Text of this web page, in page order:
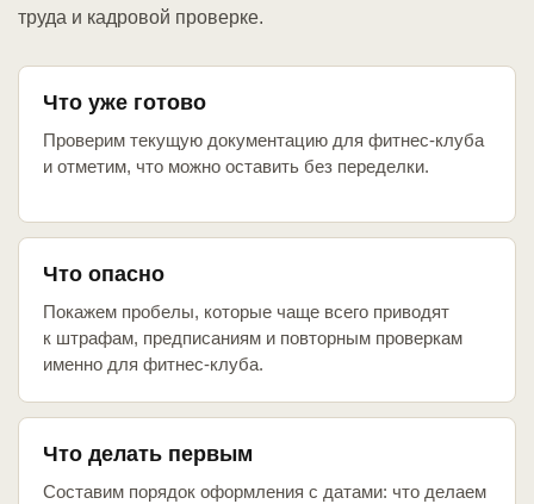
труда и кадровой проверке.
Что уже готово
Проверим текущую документацию для фитнес-клуба
и отметим, что можно оставить без переделки.
Что опасно
Покажем пробелы, которые чаще всего приводят
к штрафам, предписаниям и повторным проверкам
именно для фитнес-клуба.
Что делать первым
Составим порядок оформления с датами: что делаем